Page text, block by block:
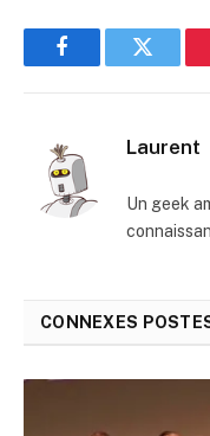
FacebookTwitter
Laurent
Un geek
CONNEXES